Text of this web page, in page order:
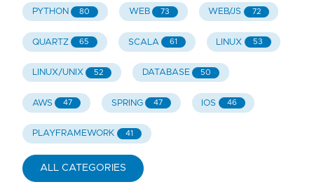
PYTHON 80 WEB 73 WEB/JS 72
QUARTZ 65 SCALA 61 LINUX 53
LINUX/UNIX 52 DATABASE 50
AWS 47 SPRING 47 IOS 46
PLAYFRAMEWORK 41
ALL CATEGORIES